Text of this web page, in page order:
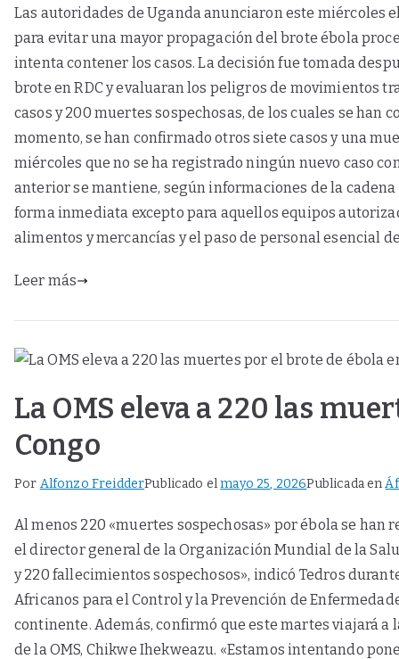
Las autoridades de Uganda anunciaron este miércoles
para evitar una mayor propagación del brote ébola
intenta contener los casos. La decisión fue tomada
brote en RDC y evaluaran los peligros de movimientos
casos y 200 muertes sospechosas, de los cuales se han
momento, se han confirmado otros siete casos y una
miércoles que no se ha registrado ningún nuevo caso
anterior se mantiene, según informaciones de la cadena
forma inmediata excepto para aquellos equipos
alimentos y mercancías y el paso de personal esencial
Leer más
La OMS eleva a 220 las
Congo
Por Alfonzo FreidderPublicado elmayo 25, 2026Publicada en
Al menos 220 «muertes sospechosas» por ébola se han
el director general de la Organización Mundial de la
y 220 fallecimientos sospechosos», indicó Tedros
Africanos para el Control y la Prevención de
continente. Además, confirmó que este martes viajará
de la OMS, Chikwe Ihekweazu. «Estamos intentando